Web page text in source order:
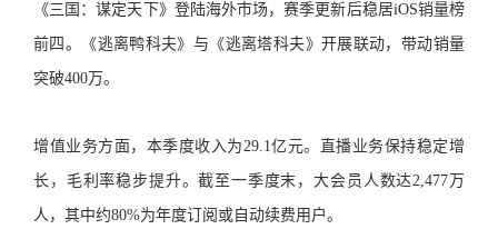
《三国：谋定天下》登陆海外市场，赛季更新后稳居iOS销量榜
前四。《逃离鸭科夫》与《逃离塔科夫》开展联动，带动销量
突破400万。
增值业务方面，本季度收入为29.1亿元。直播业务保持稳定增
长，毛利率稳步提升。截至一季度末，大会员人数达2,477万
人，其中约80%为年度订阅或自动续费用户。